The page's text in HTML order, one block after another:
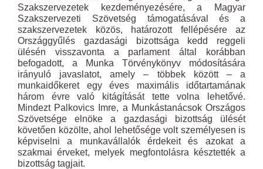
Szakszervezetek kezdeményezésére, a Magyar
Szakszervezeti Szövetség támogatásával és a
szakszervezetek közös, határozott fellépésére az
Országgyűlés gazdasági bizottsága kedd reggeli
ülésén visszavonta a parlament által korábban
befogadott, a Munka Törvénykönyv módosítására
irányuló javaslatot, amely – többek között – a
munkaidőkeret egy éves maximális időtartamának
három évre való kitágítását tette volna lehetővé.
Mindezt Palkovics Imre, a Munkástanácsok Országos
Szövetsége elnöke a gazdasági bizottság ülését
követően közölte, ahol lehetősége volt személyesen is
képviselni a munkavállalók érdekeit és azokat a
szakmai érveket, melyek megfontolásra késztették a
bizottság tagjait.